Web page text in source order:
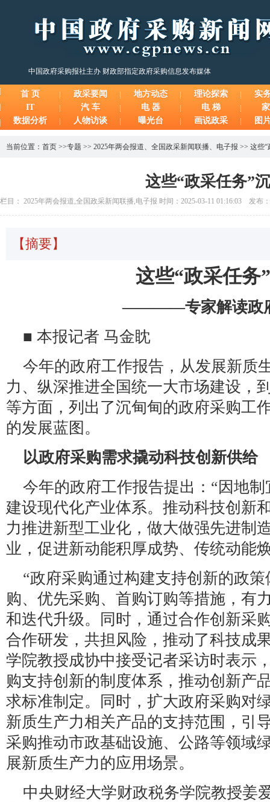
中国政府采购报社主办 财政部指定政府采购信息发布媒体
首 页 政采要闻 地方动态 理论探索
实
IT
汽 车 电 器 电 梯
数据分析
人物访谈 曝光台 画说政采 图
当前位置： 首页 >>专题 >> 2025年两会报道、 全国政采新闻联播、 电子报 >> 这些“
这些“政采任务”
栏目： 2025年两会报道,全国政采新闻联播,电子报 时间：2025-03-11 01:16:03 发布
【摘要】
这些“政采任务
————专家解读政
■ 本报记者 马金眈
今年的政府工作报告，从发展新质
力、纵深推进全国统一大市场建设，
等方面，列出了沉甸甸的政府采购工
的发展蓝图。
以政府采购需求撬动科技创新供给
今年的政府工作报告提出：“因地
建设现代化产业体系。推动科技创新
力推进新型工业化，做大做强先进制
业，促进新动能积厚成势、传统动能
“政府采购通过构建支持创新的政
购、优先采购、首购订购等措施，有
和迭代升级。同时，通过合作创新采
合作研发，共担风险，推动了科技成
学院教授成协中接受记者采访时表示
购支持创新的制度体系，推动创新产
求标准制定。同时，扩大政府采购对
新质生产力相关产品的支持范围，引
采购推动市政基础设施、公路等领域
展新质生产力的应用场景。
中央财经大学财政税务学院教授姜